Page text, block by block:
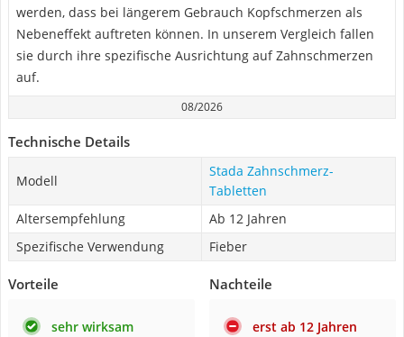
werden, dass bei längerem Gebrauch Kopfschmerzen als
Nebeneffekt auftreten können. In unserem Vergleich fallen
sie durch ihre spezifische Ausrichtung auf Zahnschmerzen
auf.
08/2026
Technische Details
Modell
Stada Zahnschmerz-
Tabletten
Altersempfehlung
Ab 12 Jahren
Spezifische Verwendung
Fieber
Vorteile
sehr wirksam
Nachteile
erst ab 12 Jahren